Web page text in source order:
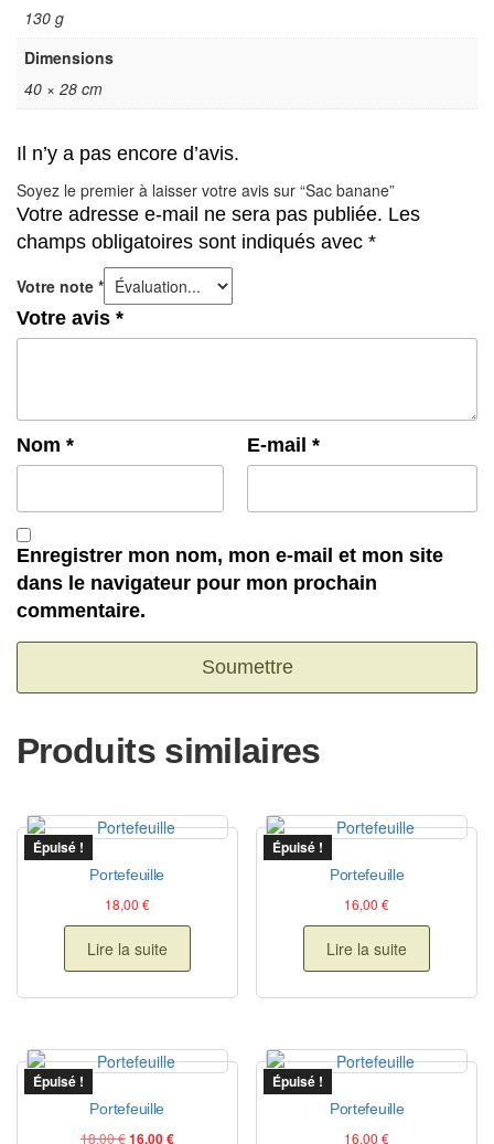
130 g
Dimensions
40 × 28 cm
Il n’y a pas encore d’avis.
Soyez le premier à laisser votre avis sur “Sac banane”
Votre adresse e-mail ne sera pas publiée. Les
champs obligatoires sont indiqués avec *
Votre note *
Votre avis *
Nom * E-mail *
Enregistrer mon nom, mon e-mail et mon site
dans le navigateur pour mon prochain
commentaire.
Produits similaires
Épuisé !
Portefeuille
18,00 €
Lire la suite
Épuisé !
Portefeuille
16,00€
Lire la suite
Épuisé !
Portefeuille
18,00€Le prix initial était : 18,00 €.
16,00€Le prix actuel est : 16,00 €.
Épuisé !
Portefeuille
16,00€